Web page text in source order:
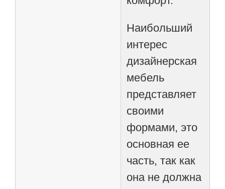
Наибольший
интерес
дизайнерская
мебель
представляет
своими
формами, это
основная ее
часть, так как
она не должна